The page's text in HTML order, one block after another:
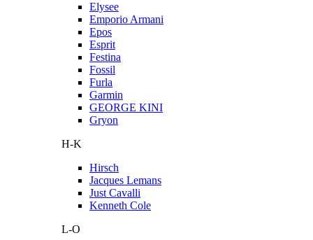
Elysee
Emporio Armani
Epos
Esprit
Festina
Fossil
Furla
Garmin
GEORGE KINI
Gryon
H-K
Hirsch
Jacques Lemans
Just Cavalli
Kenneth Cole
L-O